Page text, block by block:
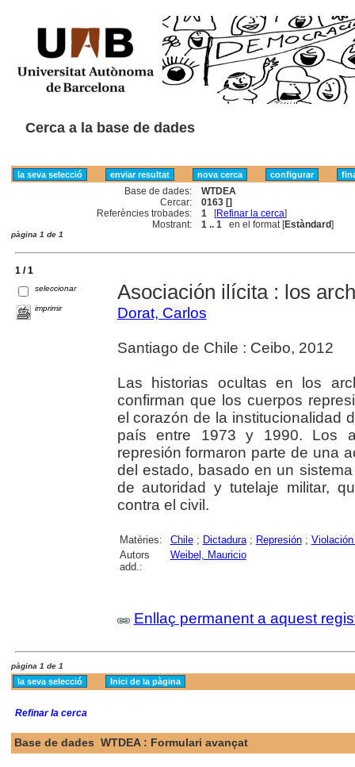
Cerca a la base de dades
Base de dades:
WTDEA
Cercar:
0163 []
Referències trobades:
1 [Refinar la cerca]
Mostrant:
1 .. 1 en el format [Estàndard]
pàgina 1 de 1
1 / 1
seleccionar
imprimir
Asociación ilícita : los
Dorat, Carlos
Santiago de Chile : Ceibo, 2012
Las historias ocultas en los
confirman que los cuerpos
el corazón de la institucionalidad
país entre 1973 y 1990. Los
represión formaron parte de una
del estado, basado en un
de autoridad y tutelaje militar,
contra el civil.
Matèries: Chile; Dictadura; Represión;
Autors
add.:
Weibel, Mauricio
Enllaç permanent a aquest
pàgina 1 de 1
Refinar la cerca
Base de dades WTDEA : Formulari avançat